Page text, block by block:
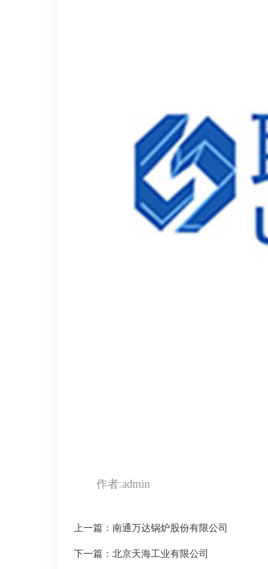
作者:admin
上一篇：南通万达锅炉股份有限公司
下一篇：北京天海工业有限公司